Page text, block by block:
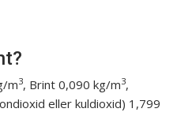
m3, Brint 0,090 kg/m3,
eller kuldioxid) 1,799